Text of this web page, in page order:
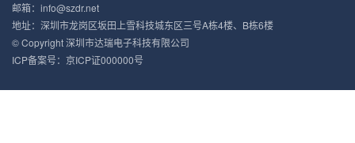
邮箱：info@szdr.net
地址：深圳市龙岗区坂田上雪科技城东区三号A栋4楼、B栋6楼
© Copyright 深圳市达瑞电子科技有限公司
ICP备案号： 京ICP证000000号